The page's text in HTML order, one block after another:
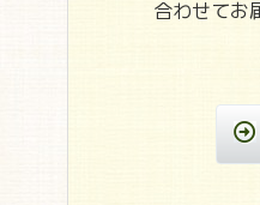
合わせてお